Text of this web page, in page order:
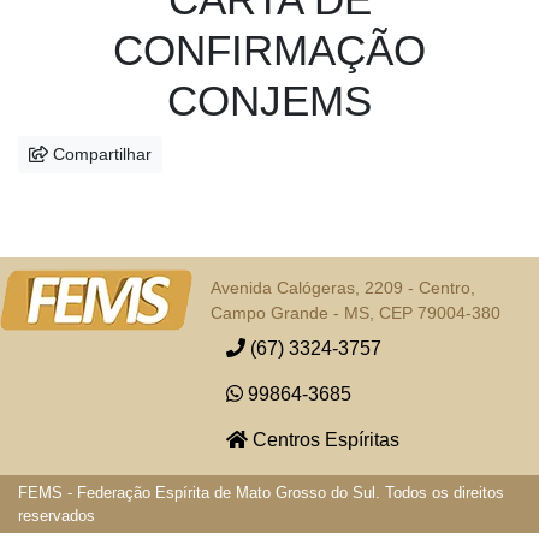
CONFIRMAÇÃO
CONJEMS
Compartilhar
Avenida Calógeras, 2209 - Centro,
Campo Grande - MS, CEP 79004-380
(67) 3324-3757
99864-3685
Centros Espíritas
FEMS - Federação Espírita de Mato Grosso do Sul. Todos os direitos
reservados